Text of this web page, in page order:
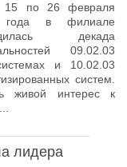
на 2-ое
по 26 февраля
года в филиале
декада
09.02.03
и 10.02.03
систем.
живой интерес к
лидера